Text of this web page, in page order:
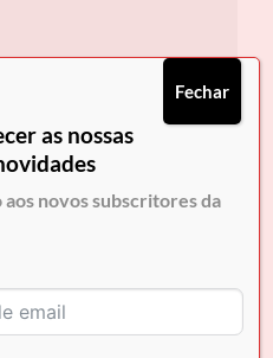
Perla
as nossas
novos subscritores da
Fechar